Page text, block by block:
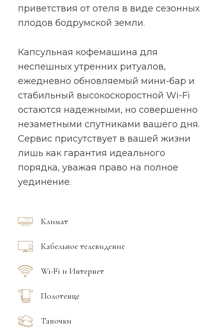
приветствия от отеля в виде сезонных
плодов бодрумской земли.
Капсульная кофемашина для
неспешных утренних ритуалов,
ежедневно обновляемый мини-бар и
стабильный высокоскоростной Wi-Fi
остаются надежными, но совершенно
незаметными спутниками вашего дня.
Сервис присутствует в вашей жизни
лишь как гарантия идеального
порядка, уважая право на полное
уединение.
Климат
Кабельное телевидение
Wi-Fi и Интернет
Полотенце
Тапочки